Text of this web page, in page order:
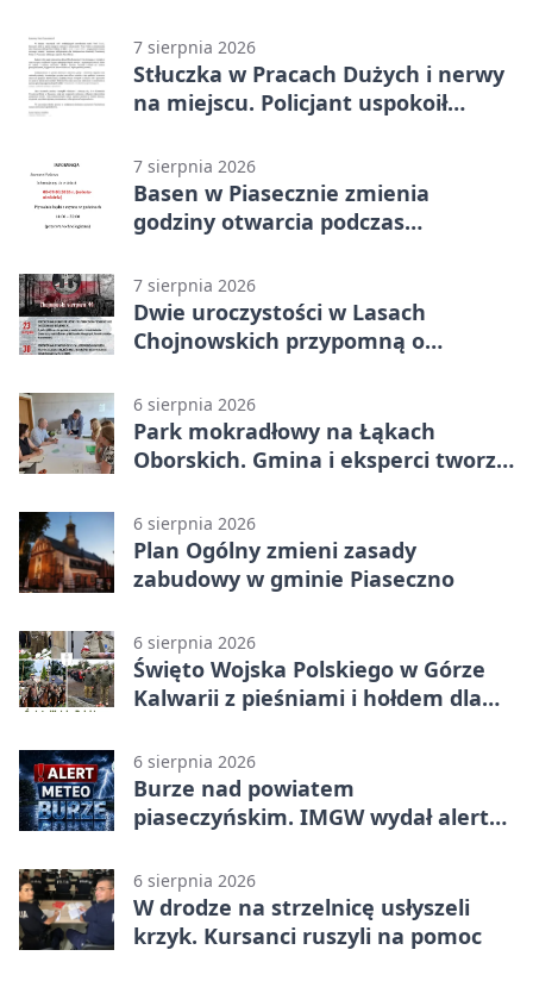
7 sierpnia 2026
Stłuczka w Pracach Dużych i nerwy
na miejscu. Policjant uspokoił
7 sierpnia 2026
Basen w Piasecznie zmienia
godziny otwarcia podczas
7 sierpnia 2026
Dwie uroczystości w Lasach
Chojnowskich przypomną o
6 sierpnia 2026
Park mokradłowy na Łąkach
Oborskich. Gmina i eksperci tworzą
6 sierpnia 2026
Plan Ogólny zmieni zasady
zabudowy w gminie Piaseczno
6 sierpnia 2026
Święto Wojska Polskiego w Górze
Kalwarii z pieśniami i hołdem dla
6 sierpnia 2026
Burze nad powiatem
piaseczyńskim. IMGW wydał alert
6 sierpnia 2026
W drodze na strzelnicę usłyszeli
krzyk. Kursanci ruszyli na pomoc